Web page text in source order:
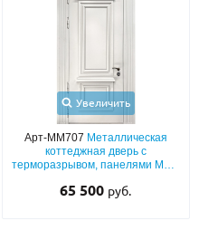
Увеличить
Арт-ММ707 Металлическая
коттеджная дверь с
терморазрывом, панелями МДФ
багетным раскладом и
65 500 руб.